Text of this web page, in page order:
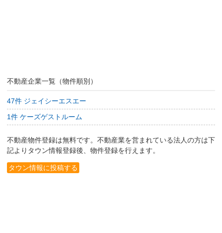
不動産企業一覧（物件順別）
47件 ジェイシーエスエー
1件 ケーズゲストルーム
不動産物件登録は無料です。不動産業を営まれている法人の方は下
記よりタウン情報登録後、物件登録を行えます。
タウン情報に投稿する